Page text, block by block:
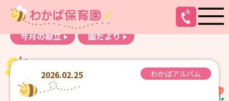
お知らせ
わかばアルバム
今月の献立
園だより
2026.02.25 わかばアルバム